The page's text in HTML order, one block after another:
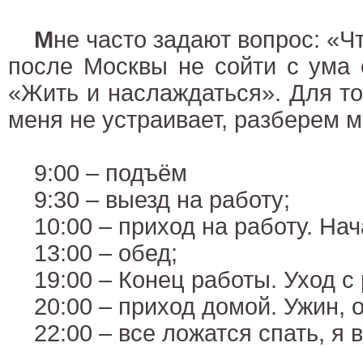
Мне часто задают вопрос:
после Москвы не сойти с ума
«Жить и наслаждаться». Для
меня не устраивает, разберем
9:00 – подъём
9:30 – выезд на работу;
10:00 – приход на работу.
13:00 – обед;
19:00 – Конец работы. Уход с
20:00 – приход домой. Ужин,
22:00 – все ложатся спать, я